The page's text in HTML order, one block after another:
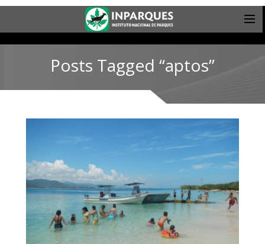
Posts Tagged “aptos”